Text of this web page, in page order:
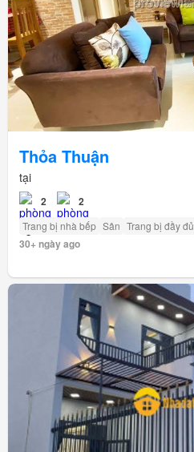
Thỏa Thuận
tại
2 2
Trang bị nhà bếp Sân Trang bị đầy đủ
30+ ngày ago